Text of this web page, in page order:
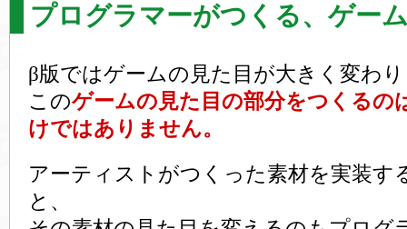
プログラマーがつくる、ゲー
β版ではゲームの見た目が大きく変わ
このゲームの見た目の部分をつくるの
けではありません。
アーティストがつくった素材を実装す
と、